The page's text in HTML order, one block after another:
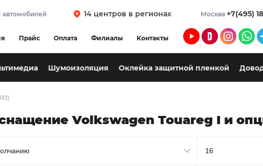
14 центров в регионах Москва +7(495)
Прайс Оплата Филиалы Контакты
Шумоизоляция Оклейка защитной пленкой
Volkswagen Touareg I и